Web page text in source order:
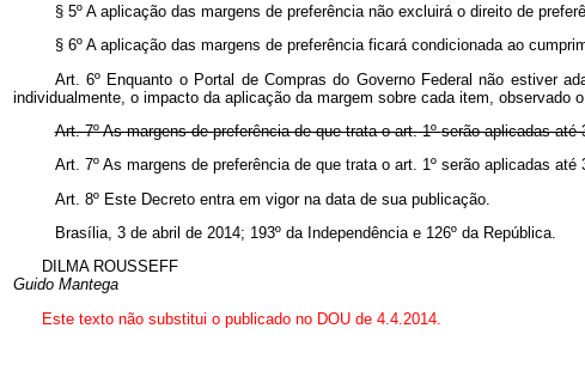
§ 5º A aplicação das margens de preferência não excluirá o direito de
§ 6º A aplicação das margens de preferência ficará condicionada ao
Art. 6º Enquanto o Portal de Compras do Governo Federal não estiver
individualmente, o impacto da aplicação da margem sobre cada item, observado
Art. 7ºAs margens de preferência de que trata o art. 1ºserão aplicadas até
Art. 7º As margens de preferência de que trata o art. 1º serão aplicadas
Art. 8º Este Decreto entra em vigor na data de sua publicação.
Brasília, 3 de abril de 2014; 193º da Independência e 126º da República.
DILMA ROUSSEFF
Guido Mantega
Este texto não substitui o publicado no DOU de 4.4.2014.